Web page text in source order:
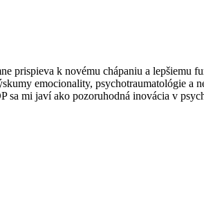
prispieva k novému chápaniu a lepšiemu
emocionality, psychotraumatológie
mi javí ako pozoruhodná inovácia v